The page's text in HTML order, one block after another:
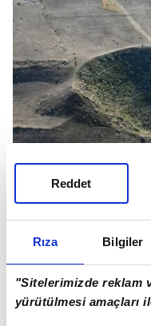
Rıza Bilgiler
"Sitelerimizde reklam
yürütülmesi amaçları
Reddet